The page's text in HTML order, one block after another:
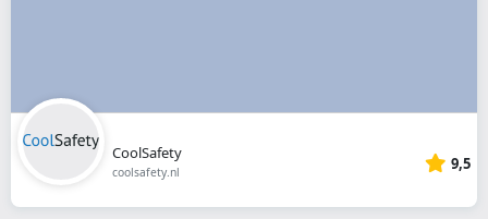
CoolSafety
coolsafety.nl 9,5